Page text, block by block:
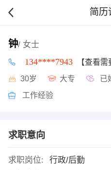
简历
钟/ 女士
134****7943 【查看需
30岁 大专 已
工作经验
求职意向
求职岗位:
行政/后勤